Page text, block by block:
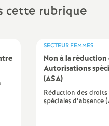
N
t
i
o
promotions et évaluation
congés, disponibilités, temps
rémunérations
formation
cette rubrique
SECTEUR FEMMES
Non à la réduction
Autorisations
(ASA)
Réduction des
spéciales d’absence